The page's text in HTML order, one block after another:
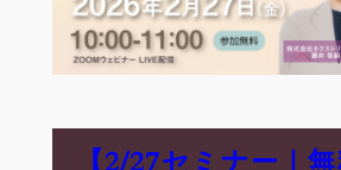
【2/27セミナー｜無